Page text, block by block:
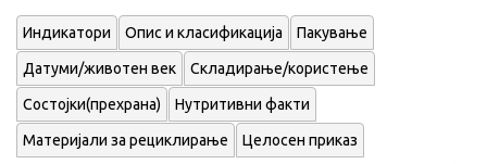
Индикатори Опис и класификација Пакување
Датуми/животен век Складирање/користење
Состојки(прехрана) Нутритивни факти
Материјали за рециклирање Целосен приказ